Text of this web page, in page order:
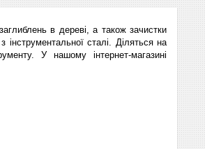
в дереві, а також зачистки
сталі. Діляться на
У нашому інтернет-магазині